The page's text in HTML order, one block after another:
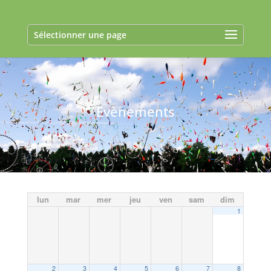
Sélectionner une page
Evènements
lun mar mer jeu ven sam dim
1
2 3 4 5 6 7 8